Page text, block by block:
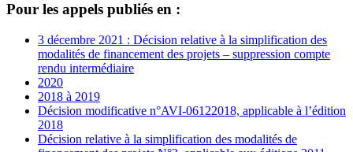
Pour les appels publiés en :
3 décembre 2021 : Décision relative à la simplification des
modalités de financement des projets – suppression compte
rendu intermédiaire
2020
2018 à 2019
Décision modificative n°AVI-06122018, applicable à l’édition
2018
Décision relative à la simplification des modalités de